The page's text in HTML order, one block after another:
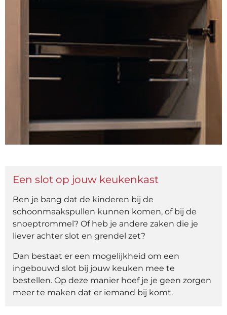
Een slot op jouw keukenkast
Ben je bang dat de kinderen bij de
schoonmaakspullen kunnen komen, of bij de
snoeptrommel? Of heb je andere zaken die je
liever achter slot en grendel zet?
Dan bestaat er een mogelijkheid om een
ingebouwd slot bij jouw keuken mee te
bestellen. Op deze manier hoef je je geen zorgen
meer te maken dat er iemand bij komt.